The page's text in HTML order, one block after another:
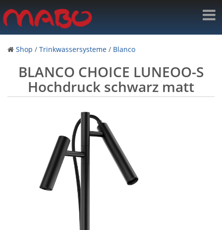
Shop / Trinkwassersysteme / Blanco
BLANCO CHOICE LUNEOO-S
Hochdruck schwarz matt